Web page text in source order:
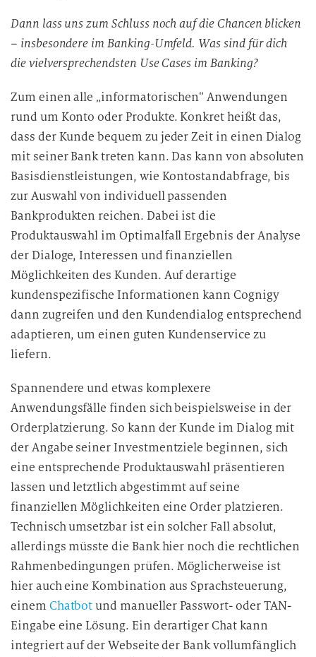
u
n
g
Dann lass uns zum Schluss noch auf die Chancen blicken
– insbesondere im Banking-Umfeld. Was sind für dich
die vielversprechendsten Use Cases im Banking?
Zum einen alle „informatorischen“ Anwendungen
rund um Konto oder Produkte. Konkret heißt das,
dass der Kunde bequem zu jeder Zeit in einen Dialog
mit seiner Bank treten kann. Das kann von absoluten
Basisdienstleistungen, wie Kontostandabfrage, bis
zur Auswahl von individuell passenden
Bankprodukten reichen. Dabei ist die
Produktauswahl im Optimalfall Ergebnis der Analyse
der Dialoge, Interessen und finanziellen
Möglichkeiten des Kunden. Auf derartige
kundenspezifische Informationen kann Cognigy
dann zugreifen und den Kundendialog entsprechend
adaptieren, um einen guten Kundenservice zu
liefern.
Spannendere und etwas komplexere
Anwendungsfälle finden sich beispielsweise in der
Orderplatzierung. So kann der Kunde im Dialog mit
der Angabe seiner Investmentziele beginnen, sich
eine entsprechende Produktauswahl präsentieren
lassen und letztlich abgestimmt auf seine
finanziellen Möglichkeiten eine Order platzieren.
Technisch umsetzbar ist ein solcher Fall absolut,
allerdings müsste die Bank hier noch die rechtlichen
Rahmenbedingungen prüfen. Möglicherweise ist
hier auch eine Kombination aus Sprachsteuerung,
einem Chatbotund manueller Passwort- oder TAN-
Eingabe eine Lösung. Ein derartiger Chat kann
integriert auf der Webseite der Bank vollumfänglich